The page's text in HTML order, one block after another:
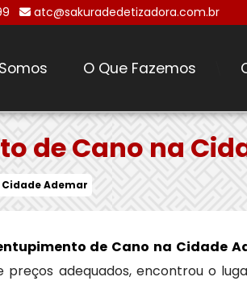
atc@sakuradedetizadora.com.br
O Que Fazemos
de Cano na
Ademar
de Cano na Cidade
preços adequados, encontrou o